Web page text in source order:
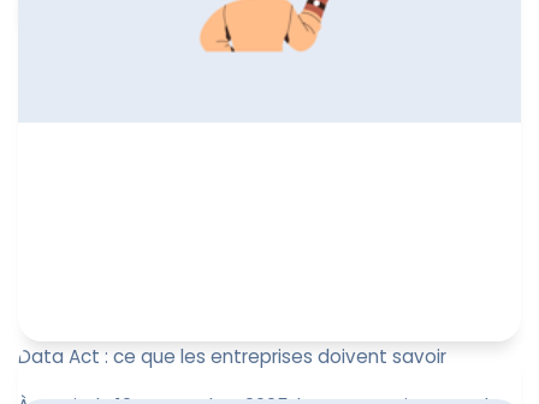
7 octobre 2025
Data Act : ce que les entreprises doivent savoir